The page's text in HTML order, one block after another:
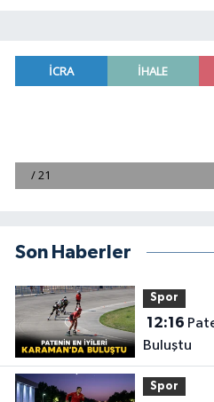
Son Haberler
Spor
12:16
Buluştu
Spor